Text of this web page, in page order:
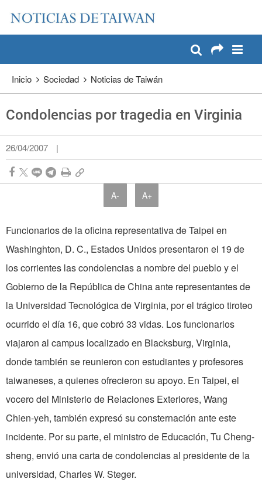
Pase a contenido principal
Inicio Sociedad Noticias de Taiwán
Condolencias por tragedia en Virginia
26/04/2007 |
A- A+
Funcionarios de la oficina representativa de Taipei en
Washinghton, D. C., Estados Unidos presentaron el 19 de
los corrientes las condolencias a nombre del pueblo y el
Gobierno de la República de China ante representantes de
la Universidad Tecnológica de Virginia, por el trágico tiroteo
ocurrido el día 16, que cobró 33 vidas. Los funcionarios
viajaron al campus localizado en Blacksburg, Virginia,
donde también se reunieron con estudiantes y profesores
taiwaneses, a quienes ofrecieron su apoyo. En Taipei, el
vocero del Ministerio de Relaciones Exteriores, Wang
Chien-yeh, también expresó su consternación ante este
incidente. Por su parte, el ministro de Educación, Tu Cheng-
sheng, envió una carta de condolencias al presidente de la
universidad, Charles W. Steger.